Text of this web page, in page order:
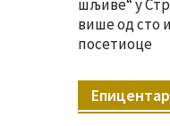
шљиве“ у
више од сто
посетиоце
Епицентар